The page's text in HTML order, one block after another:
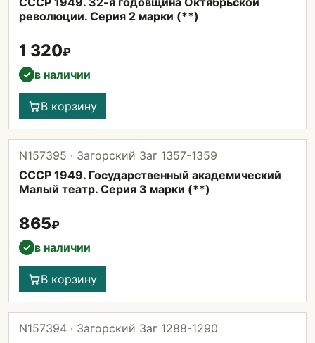
революции. Серия 2 марки (**)
1 320₽
✓ в наличии
В корзину
N157395 · Загорский Заг 1357-1359
СССР 1949. Государственный академический
Малый театр. Серия 3 марки (**)
865₽
✓ в наличии
В корзину
N157394 · Загорский Заг 1288-1290